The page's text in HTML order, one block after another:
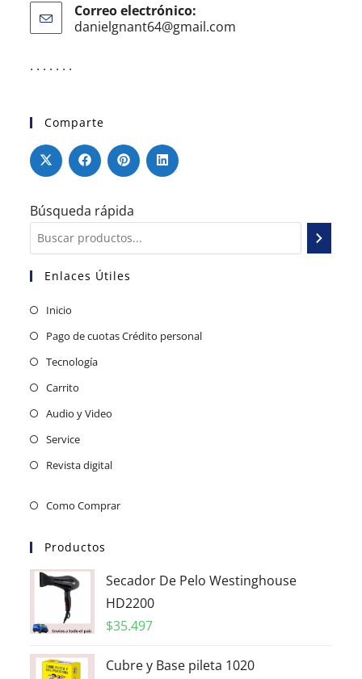
Correo electrónico:
danielgnant64@gmail.com
. . . . . . .
Comparte
Búsqueda rápida
Enlaces Útiles
Inicio
Pago de cuotas Crédito personal
Tecnología
Carrito
Audio y Video
Service
Revista digital
Como Comprar
Productos
Secador De Pelo Westinghouse
HD2200
$35.497
Cubre y Base pileta 1020